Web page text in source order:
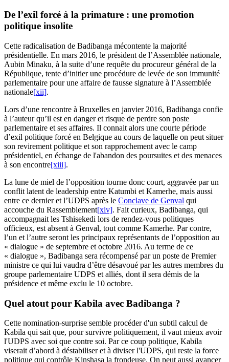
De l’exil forcé à la primature : une promotion
politique insolite
Cette radicalisation de Badibanga mécontente la majorité
présidentielle. En mars 2016, le président de l’Assemblée nationale,
Aubin Minaku, à la suite d’une requête du procureur général de la
République, tente d’initier une procédure de levée de son immunité
parlementaire pour une affaire de fausse signature à l’Assemblée
nationale[xii].
Lors d’une rencontre à Bruxelles en janvier 2016, Badibanga confie
à l’auteur qu’il est en danger et risque de perdre son poste
parlementaire et ses affaires. Il connait alors une courte période
d’exil politique forcé en Belgique au cours de laquelle on peut situer
son revirement politique et son rapprochement avec le camp
présidentiel, en échange de l'abandon des poursuites et des menaces
à son encontre[xiii].
La lune de miel de l’opposition tourne donc court, aggravée par un
conflit latent de leadership entre Katumbi et Kamerhe, mais aussi
entre ce dernier et l’UDPS après le Conclave de Genval qui
accouche du Rassemblement[xiv]. Fait curieux, Badibanga, qui
accompagnait les Tshisekedi lors de rendez-vous politiques
officieux, est absent à Genval, tout comme Kamerhe. Par contre,
l’un et l’autre seront les principaux représentants de l’opposition au
« dialogue » de septembre et octobre 2016. Au terme de ce
« dialogue », Badibanga sera récompensé par un poste de Premier
ministre ce qui lui vaudra d’être désavoué par les autres membres du
groupe parlementaire UDPS et alliés, dont il sera démis de la
présidence et même exclu le 10 octobre.
Quel atout pour Kabila avec Badibanga ?
Cette nomination-surprise semble procéder d'un subtil calcul de
Kabila qui sait que, pour survivre politiquement, il vaut mieux avoir
l'UDPS avec soi que contre soi. Par ce coup politique, Kabila
viserait d’abord à déstabiliser et à diviser l'UDPS, qui reste la force
politique qui contrôle Kinshasa la frondeuse. On peut aussi avancer